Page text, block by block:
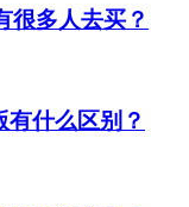
很多人去买？
什么区别？